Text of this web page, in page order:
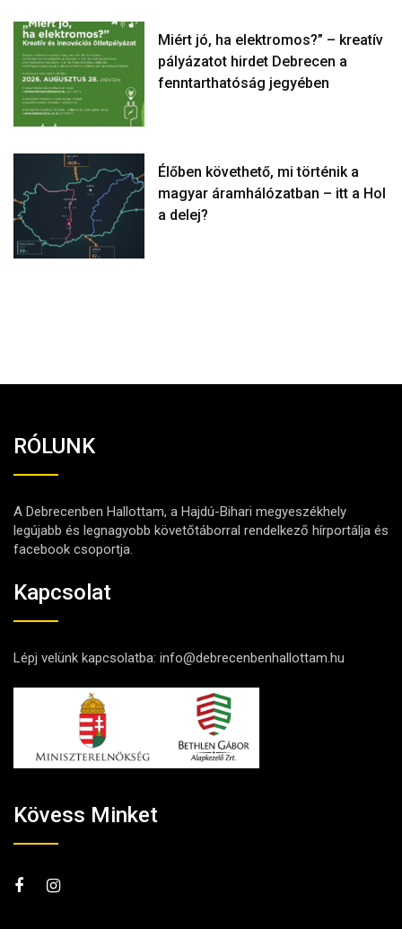
Miért jó, ha elektromos?” – kreatív
pályázatot hirdet Debrecen a
fenntarthatóság jegyében
Élőben követhető, mi történik a
magyar áramhálózatban – itt a Hol
a delej?
RÓLUNK
A Debrecenben Hallottam, a Hajdú-Bihari megyeszékhely
legújabb és legnagyobb követőtáborral rendelkező hírportálja és
facebook csoportja.
Kapcsolat
Lépj velünk kapcsolatba: info@debrecenbenhallottam.hu
Kövess Minket